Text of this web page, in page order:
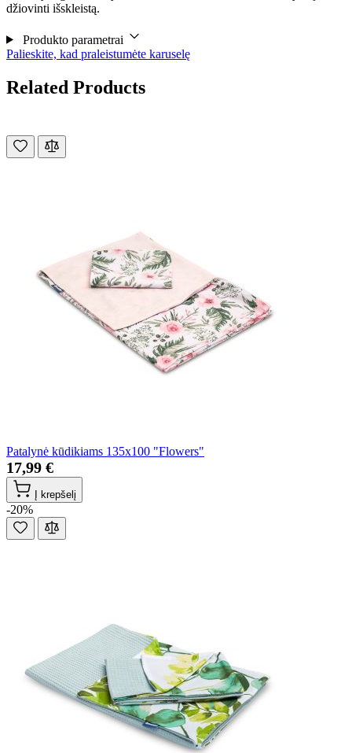
džiovinti išskleistą.
Produkto parametrai
Palieskite, kad praleistumėte karuselę
Related Products
Patalynė kūdikiams 135x100 "Flowers"
17,99 €
Į krepšelį
-20%